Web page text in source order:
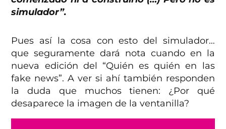
simulador”.
Pues así la cosa con esto del simulador…
que seguramente dará nota cuando en la
nueva edición del “Quién es quién en las
fake news”. A ver si ahí también responden
la duda que muchos tienen: ¿Por qué
desaparece la imagen de la ventanilla?